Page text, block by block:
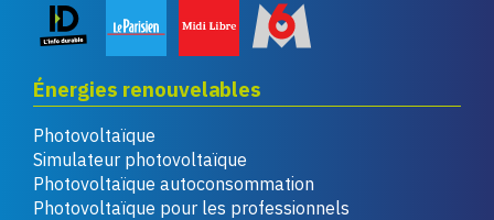
Énergies renouvelables
Photovoltaïque
Simulateur photovoltaïque
Photovoltaïque autoconsommation
Photovoltaïque pour les professionnels